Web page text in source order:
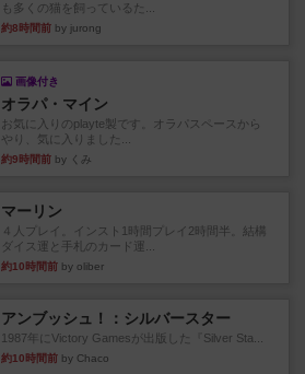
も多くの猫を飼っているた...
約8時間前 by jurong
画像付き
オラパ・マイン
お気に入りのplayte製です。オラパスペースから
やり、気に入りました...
約9時間前 by くみ
マーリン
４人プレイ。インスト1時間プレイ2時間半。結構
ダイス運と手札のカード運...
約10時間前 by oliber
アンブッシュ！：シルバースター
1987年にVictory Gamesが出版した『Silver Sta...
約10時間前 by Chaco